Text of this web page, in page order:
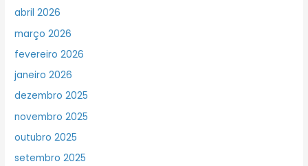
abril 2026
março 2026
fevereiro 2026
janeiro 2026
dezembro 2025
novembro 2025
outubro 2025
setembro 2025